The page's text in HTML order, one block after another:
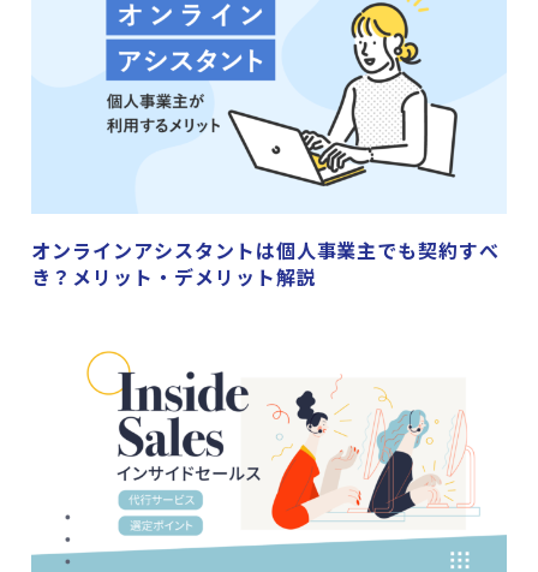
オンラインアシスタントは個人事業主でも契約すべ
き？メリット・デメリット解説